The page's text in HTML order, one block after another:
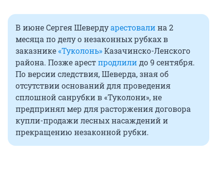
В июне Сергея Шевердуарестовалина 2
месяца по делу о незаконных рубках в
заказнике«Туколонь»Казачинско-Ленского
района. Позже арестпродлили до 9 сентября.
По версии следствия, Шеверда, зная об
отсутствии оснований для проведения
сплошной санрубки в «Туколони», не
предпринял мер для расторжения договора
купли-продажи лесных насаждений и
прекращению незаконной рубки.